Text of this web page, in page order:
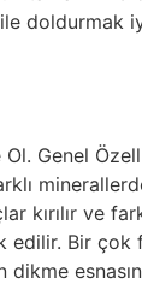
ile doldurmak
Genel
kırılır ve
edilir. Bir çok
dikme